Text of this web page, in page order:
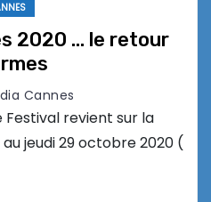
2020 … le retour
Cannes
Festival revient sur la
jeudi 29 octobre 2020 (